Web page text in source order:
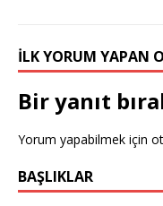
İLK YORUM YAPAN
Bir yanıt
Yorum yapabilmek için
BAŞLIKLAR